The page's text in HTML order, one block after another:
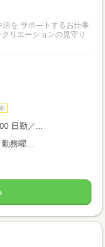
活を サポ―トするお仕事
日勤／...
務曜...